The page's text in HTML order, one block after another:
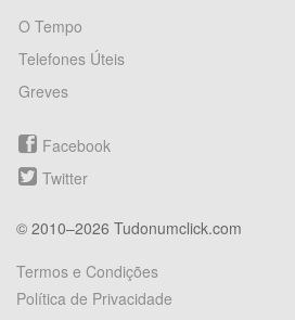
O Tempo
Telefones Úteis
Greves
Facebook
Twitter
© 2010–2026 Tudonumclick.com
Termos e Condições
Política de Privacidade